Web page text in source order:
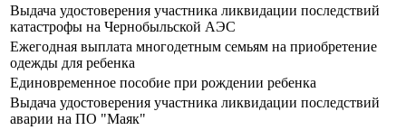
Выдача удостоверения участника ликвидации последствий
катастрофы на Чернобыльской АЭС
Ежегодная выплата многодетным семьям на приобретение
одежды для ребенка
Единовременное пособие при рождении ребенка
Выдача удостоверения участника ликвидации последствий
аварии на ПО "Маяк"